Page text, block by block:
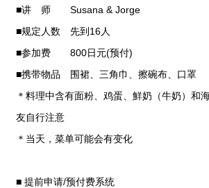
■讲 师 Susana & Jorge
■规定人数 先到16人
■参加费 800日元(预付)
■携带物品 围裙、三角巾、擦碗布、口罩
＊料理中含有面粉、鸡蛋、鮮奶（牛奶）和
友自行注意
＊当天，菜单可能会有变化
■ 提前申请/预付费系统